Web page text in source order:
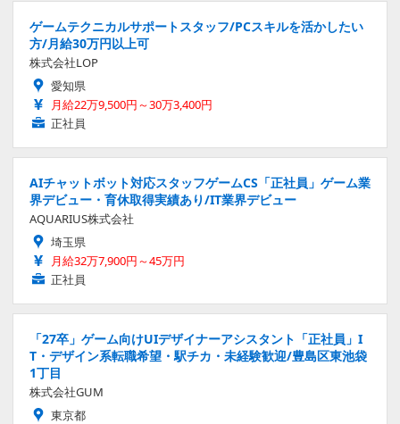
ゲームテクニカルサポートスタッフ/PCスキルを活かしたい
方/月給30万円以上可
株式会社LOP
愛知県
月給22万9,500円～30万3,400円
正社員
AIチャットボット対応スタッフゲームCS「正社員」ゲーム業
界デビュー・育休取得実績あり/IT業界デビュー
AQUARIUS株式会社
埼玉県
月給32万7,900円～45万円
正社員
「27卒」ゲーム向けUIデザイナーアシスタント「正社員」I
T・デザイン系転職希望・駅チカ・未経験歓迎/豊島区東池袋
1丁目
株式会社GUM
東京都